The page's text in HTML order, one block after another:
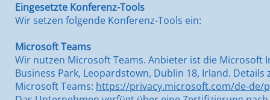
Eingesetzte Konferenz-Tools
Wir setzen folgende Konferenz-Tools ein:
Microsoft Teams
Wir nutzen Microsoft Teams. Anbieter ist die Microsoft
Business Park, Leopardstown, Dublin 18, Irland.
Microsoft Teams: https://privacy.microsoft.com/de-de/